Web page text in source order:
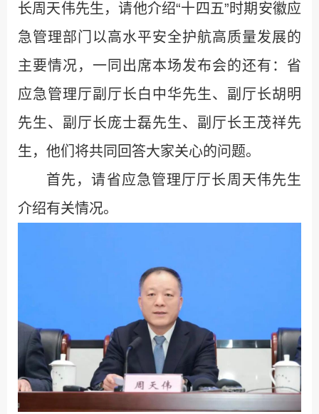
长周天伟先生，请他介绍“十四五”时期安徽应
急管理部门以高水平安全护航高质量发展的
主要情况，一同出席本场发布会的还有：省
应急管理厅副厅长白中华先生、副厅长胡明
先生、副厅长庞士磊先生、副厅长王茂祥先
生，他们将共同回答大家关心的问题。
首先，请省应急管理厅厅长周天伟先生
介绍有关情况。